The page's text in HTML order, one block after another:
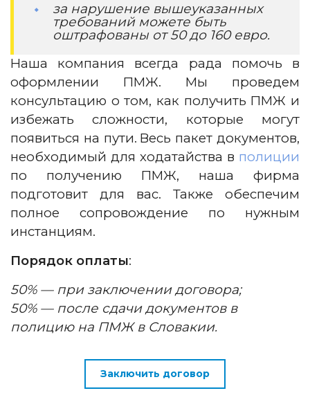
за нарушение вышеуказанных
требований можете быть
оштрафованы от 50 до 160 евро.
Наша компания всегда рада помочь в
оформлении ПМЖ. Мы проведем
консультацию о том, как получить ПМЖ и
избежать сложности, которые могут
появиться на пути. Весь пакет документов,
необходимый для ходатайства в полиции
по получению ПМЖ, наша фирма
подготовит для вас. Также обеспечим
полное сопровождение по нужным
инстанциям.
Порядок оплаты:
50% — при заключении договора;
50% — после сдачи документов в
полицию на ПМЖ в Словакии.
Заключить договор